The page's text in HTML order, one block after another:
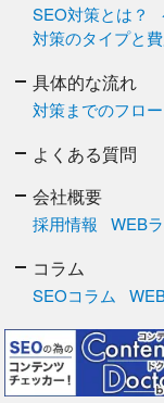
SEO対策とは？
対策のタイプと
具体的な流れ
対策までのフロー
よくある質問
会社概要
採用情報 WEB
コラム
SEOコラム